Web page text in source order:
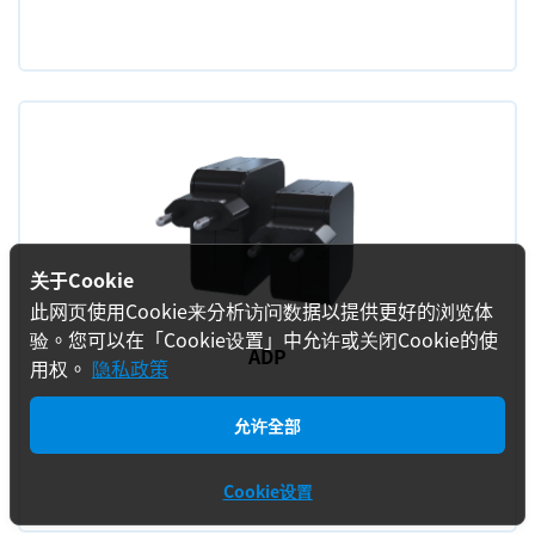
ADP
关于Cookie
此网页使用Cookie来分析访问数据以提供更好的浏览体
验。您可以在「Cookie设置」中允许或关闭Cookie的使
用权。 隐私政策
允许全部
Cookie设置